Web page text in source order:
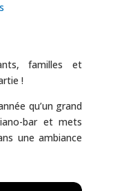
familles et
!
qu’un grand
bar et mets
une ambiance